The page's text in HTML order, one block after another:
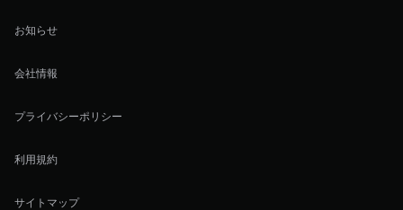
お知らせ
会社情報
プライバシーポリシー
利用規約
サイトマップ